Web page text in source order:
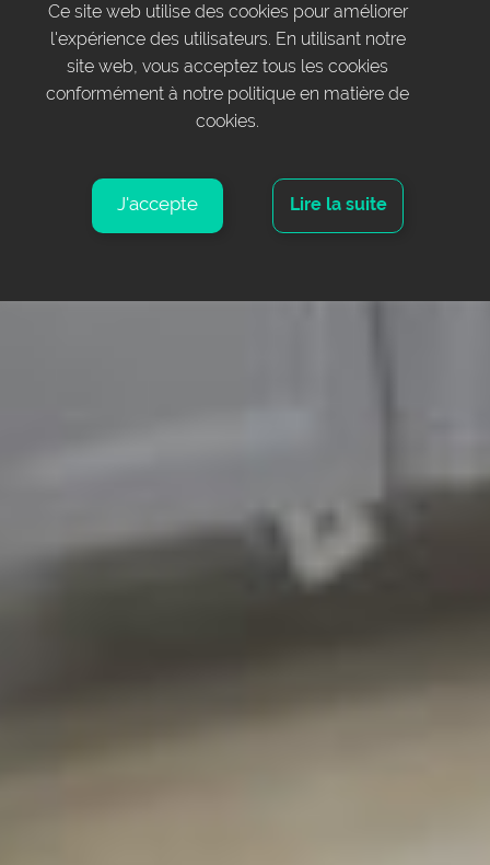
Ce site web utilise des cookies pour améliorer
l'expérience des utilisateurs. En utilisant notre
site web, vous acceptez tous les cookies
conformément à notre politique en matière de
cookies.
J'accepte Lire la suite